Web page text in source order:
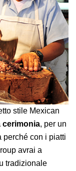
stile Mexican
cerimonia, per un
perché con i piatti
avrai a
tradizionale